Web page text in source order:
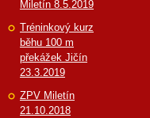
Miletín 8.5.2019
Tréninkový kurz
běhu 100 m
překážek Jičín
23.3.2019
ZPV Miletín
21.10.2018